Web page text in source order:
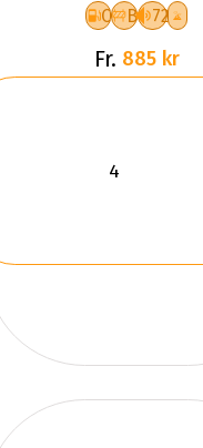
C B 72
Fr. 885 kr